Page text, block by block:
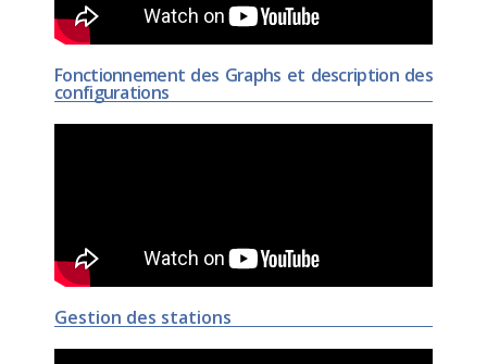
Fonctionnement des Graphs et description des
configurations
Gestion des stations